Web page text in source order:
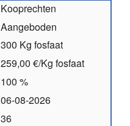
Kooprechten
Aangeboden
300 Kg fosfaat
259,00 €/Kg fosfaat
100 %
06-08-2026
36